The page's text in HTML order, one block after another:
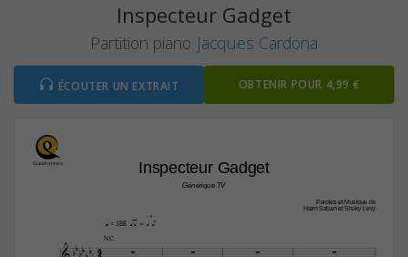
Inspecteur Gadget
Partition piano Jacques Cardona
ÉCOUTER UN EXTRAIT OBTENIR POUR 4,99 €
Inspecteur Gadget
Paroles et Musique de
Haim Saban et Shuky Levy
µ
q = 188 iq = q e
K
4
    
Générique TV